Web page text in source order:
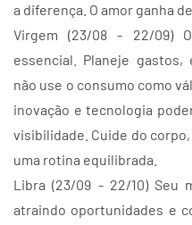
a diferença. O amor ganha
Virgem (23/08 - 22/09)
essencial. Planeje
não use o consumo como
inovação e tecnologia
visibilidade. Cuide do
uma rotina equilibrada.
Libra (23/09 - 22/10) Seu
atraindo oportunidades e